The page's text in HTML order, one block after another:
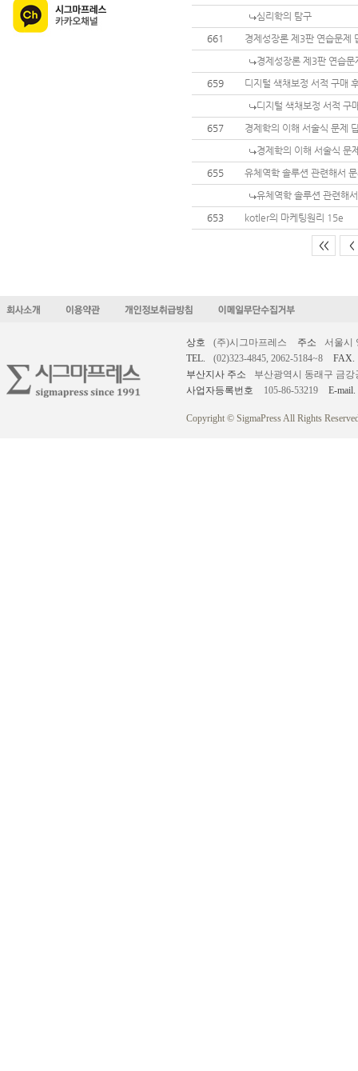
심리학의 탐구
661
경제성장론 제3판 연습문제
경제성장론 제3판 연습문
659
디지털 색채보정 서적 구매
디지털 색채보정 서적 구
657
경제학의 이해 서술식 문제
경제학의 이해 서술식 문
655
유체역학 솔루션 관련해서
유체역학 솔루션 관련해
653
kotler의 마케팅원리 15e
<< <
상호 (주)시그마프레스 주소
서울시
TEL.
(02)323-4845, 2062-5184~8
FAX.
부산지사 주소
부산광역시 동래구 금강
사업자등록번호
105-86-53219 E-mail.
Copyright © SigmaPress All Rights